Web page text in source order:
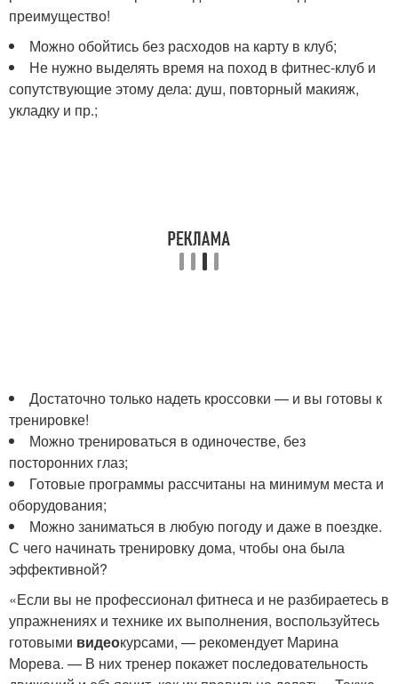
преимущество!
Можно обойтись без расходов на карту в клуб;
Не нужно выделять время на поход в фитнес-клуб и
сопутствующие этому дела: душ, повторный макияж,
укладку и пр.;
Достаточно только надеть кроссовки — и вы готовы к
тренировке!
Можно тренироваться в одиночестве, без
посторонних глаз;
Готовые программы рассчитаны на минимум места и
оборудования;
Можно заниматься в любую погоду и даже в поездке.
С чего начинать тренировку дома, чтобы она была
эффективной?
«Если вы не профессионал фитнеса и не разбираетесь в
упражнениях и технике их выполнения, воспользуйтесь
готовыми видеокурсами, — рекомендует Марина
Морева. — В них тренер покажет последовательность